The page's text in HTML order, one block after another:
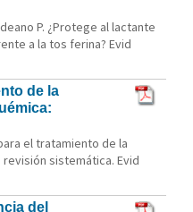
P. ¿Protege al lactante
a la tos ferina? Evid
de la
el tratamiento de la
sistemática. Evid
del